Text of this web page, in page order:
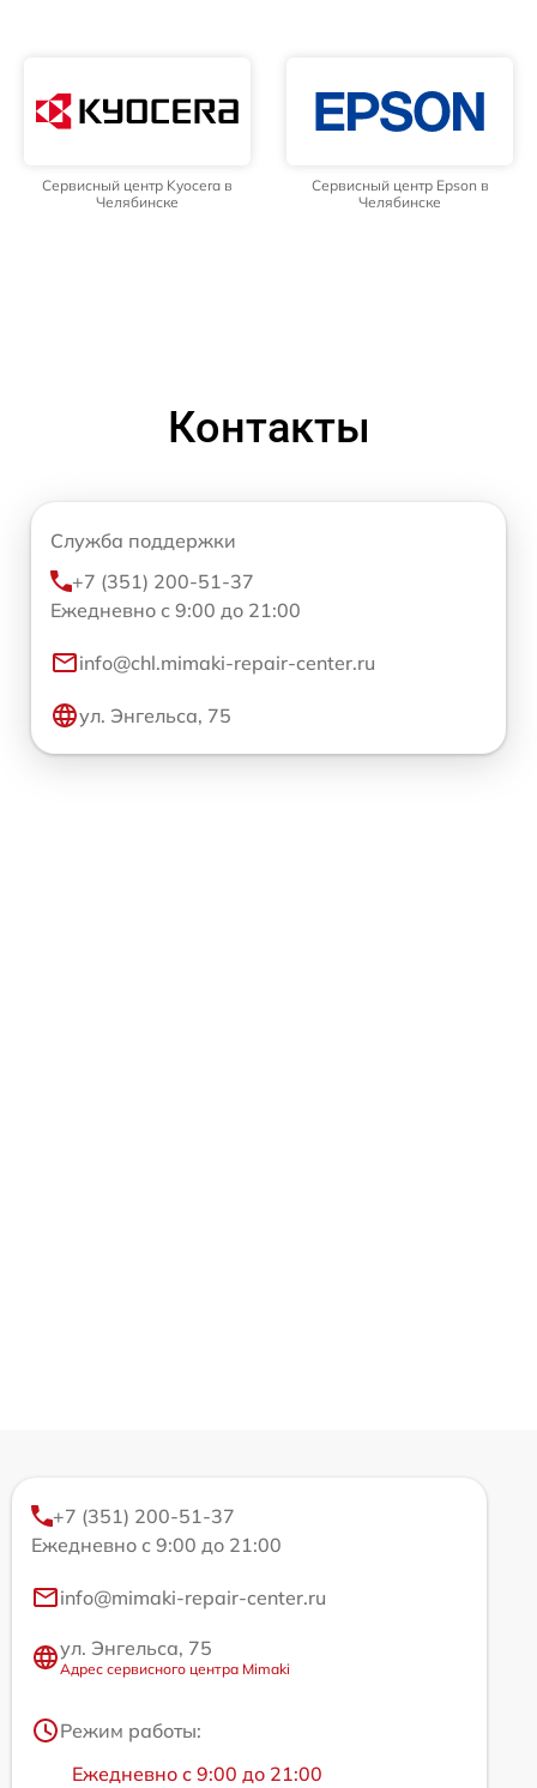
Сервисный центр Kyocera в
Челябинске
Сервисный центр Epson в
Челябинске
Контакты
Служба поддержки
+7 (351) 200-51-37
Ежедневно с 9:00 до 21:00
info@chl.mimaki-repair-center.ru
ул. Энгельса, 75
+7 (351) 200-51-37
Ежедневно с 9:00 до 21:00
info@mimaki-repair-center.ru
ул. Энгельса, 75
Адрес сервисного центра Mimaki
Режим работы:
Ежедневно с 9:00 до 21:00